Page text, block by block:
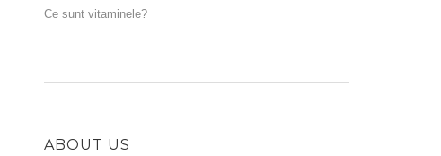
Ce sunt vitaminele?
ABOUT US